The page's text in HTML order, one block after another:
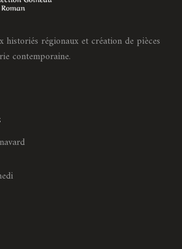
historiés régionaux et création de pièces
contemporaine.